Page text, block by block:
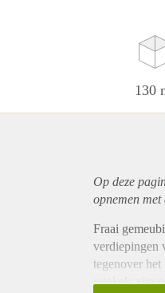
130
Op deze
opnemen met
Fraai
verdiepingen
tegenover het
winkels zijn